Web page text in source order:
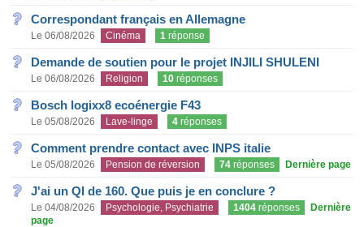
Correspondant français en Allemagne
Le 06/08/2026 Cinéma 1 réponse
Demande de soutien pour le projet INJILI SHULENI
Le 06/08/2026 Religion 10 réponses
Bosch logixx8 ecoénergie F43
Le 05/08/2026 Lave-linge 4 réponses
Comment prendre contact avec INPS italie
Le 05/08/2026 Pension de réversion 74 réponses Dernière page
J'ai un QI de 160. Que puis je en conclure ?
Le 04/08/2026 Psychologie, Psychiatrie 1404 réponses
Dernière
page